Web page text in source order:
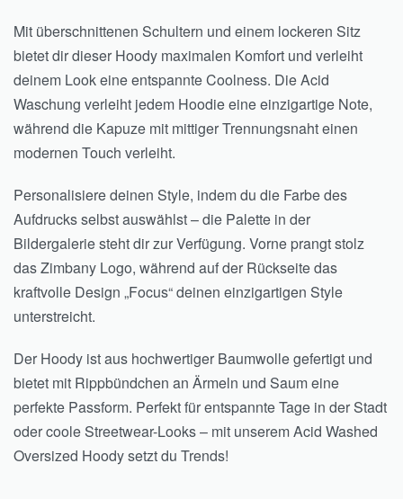
Mit überschnittenen Schultern und einem lockeren Sitz
bietet dir dieser Hoody maximalen Komfort und verleiht
deinem Look eine entspannte Coolness. Die Acid
Waschung verleiht jedem Hoodie eine einzigartige Note,
während die Kapuze mit mittiger Trennungsnaht einen
modernen Touch verleiht.
Personalisiere deinen Style, indem du die Farbe des
Aufdrucks selbst auswählst – die Palette in der
Bildergalerie steht dir zur Verfügung. Vorne prangt stolz
das Zimbany Logo, während auf der Rückseite das
kraftvolle Design „Focus“ deinen einzigartigen Style
unterstreicht.
Der Hoody ist aus hochwertiger Baumwolle gefertigt und
bietet mit Rippbündchen an Ärmeln und Saum eine
perfekte Passform. Perfekt für entspannte Tage in der Stadt
oder coole Streetwear-Looks – mit unserem Acid Washed
Oversized Hoody setzt du Trends!